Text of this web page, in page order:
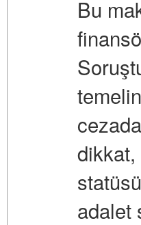
Bu
dikkat,
adalet